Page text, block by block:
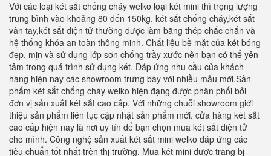
Với các loại két sắt chống cháy welko loại két mini thì trọng lượng
trung bình vào khoảng 80 đến 150kg. két sắt chống cháy,két sắt
vân tay,két sắt điện tử thường được làm bằng thép chắc chắn và
hệ thống khóa an toàn thông minh. Chất liệu bề mặt của két bóng
đẹp, mịn và sử dụng lớp sơn chống trầy xước nên bạn có thể yên
tâm trong quá trình sử dụng két. Đáp ứng nhu cầu của khách
hàng hiện nay các showroom trưng bày với nhiều mẫu mới.Sản
phẩm két sắt chống cháy welko hiện đạng được phân phối bởi
đơn vị sản xuất két sắt cao cấp. Với những chuỗi showroom giới
thiệu sản phẩm liên tục cập nhật sản phẩm mới. cửa hàng két sắt
cao cấp hiện nay là nơi uy tín để bạn chọn mua két sắt điện tử
cho mình. Công nghệ sản xuất két sắt mini welko đáp ứng các
tiêu chuẩn tốt nhất trên thị trường. Mua két mini được trang bị